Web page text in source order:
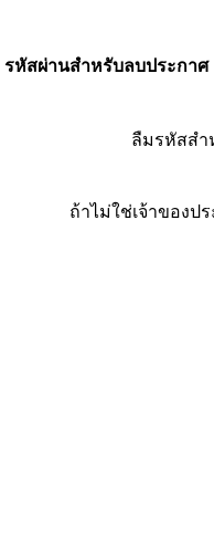
รหัสผ่านสำหรับลบประกาศ
ลืมรหัสส
ถ้าไม่ใช่เจ้าของป